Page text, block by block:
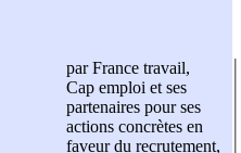
par France travail,
Cap emploi et ses
partenaires pour ses
actions concrètes en
faveur du recrutement,